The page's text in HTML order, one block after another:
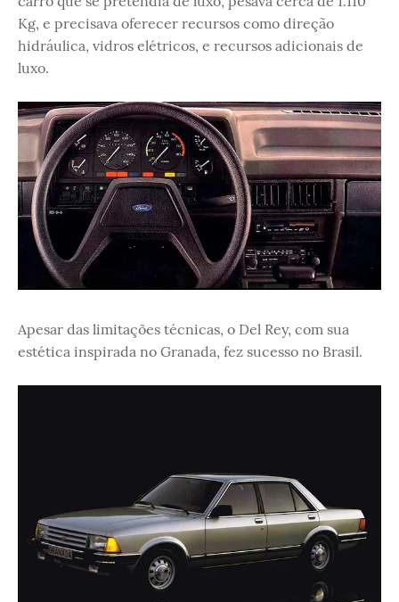
Kg, e precisava oferecer recursos como direção
hidráulica, vidros elétricos, e recursos adicionais de
luxo.
Apesar das limitações técnicas, o Del Rey, com sua
estética inspirada no Granada, fez sucesso no Brasil.